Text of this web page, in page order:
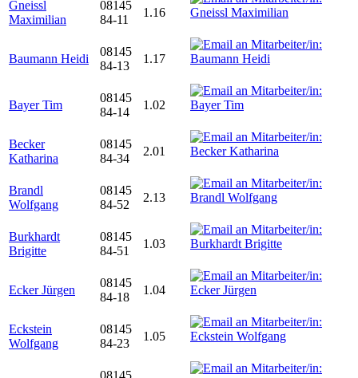
Gneissl
Maximilian
08145
84-11
1.16
Baumann Heidi
08145
84-13
1.17
Bayer Tim
08145
84-14
1.02
Becker
Katharina
08145
84-34
2.01
Brandl
Wolfgang
08145
84-52
2.13
Burkhardt
Brigitte
08145
84-51
1.03
Ecker Jürgen
08145
84-18
1.04
Eckstein
Wolfgang
08145
84-23
1.05